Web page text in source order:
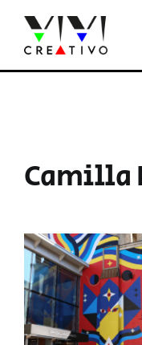
contenuto
Camilla